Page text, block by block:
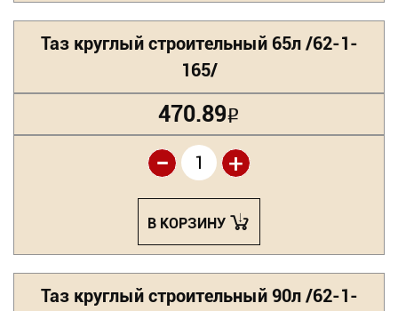
Таз круглый строительный 65л /62-1-
165/
470.89Р
+
-
В КОРЗИНУ
Таз круглый строительный 90л /62-1-